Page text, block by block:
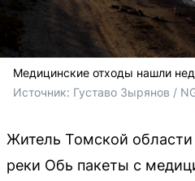
Медицинские отходы нашли
Источник: Густаво Зырянов /
Житель Томской
реки Обь пакеты с